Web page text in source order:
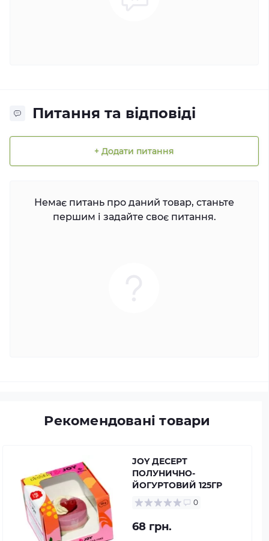
Питання та відповіді
+ Додати питання
Немає питань про даний товар, станьте
першим і задайте своє питання.
Рекомендовані товари
JOY ДЕСЕРТ
ПОЛУНИЧНО-
ЙОГУРТОВИЙ 125ГР
0
68 грн.